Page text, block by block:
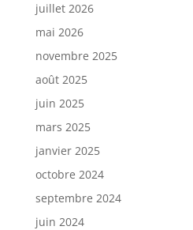
juillet 2026
mai 2026
novembre 2025
août 2025
juin 2025
mars 2025
janvier 2025
octobre 2024
septembre 2024
juin 2024